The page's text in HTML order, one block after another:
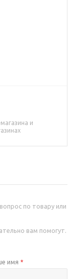
и
по товару или
вам помогут.
имя *